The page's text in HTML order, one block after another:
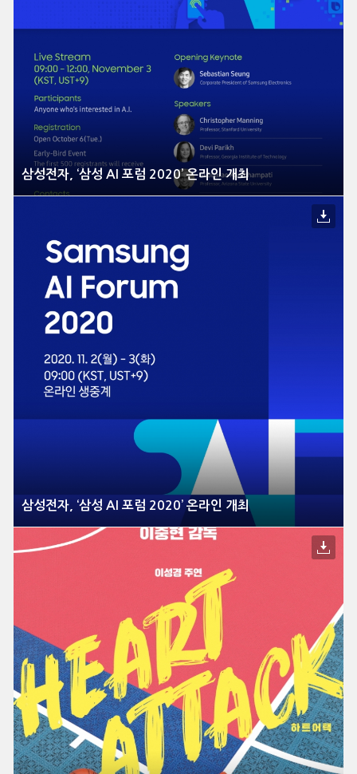
삼성전자, ‘삼성 AI 포럼 2020’ 온라인 개최
삼성전자, ‘삼성 AI 포럼 2020’ 온라인 개최